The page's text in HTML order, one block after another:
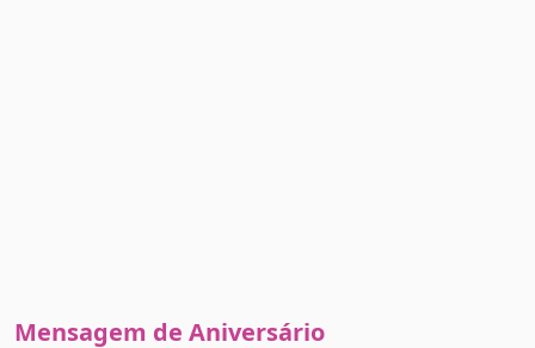
Mensagem de Aniversário